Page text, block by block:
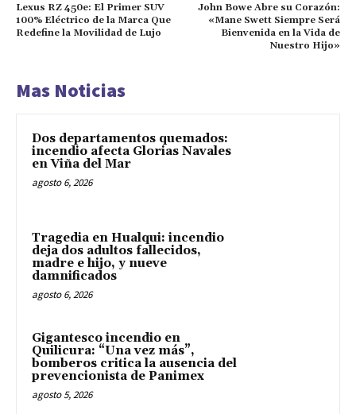
Lexus RZ 450e: El Primer SUV
100% Eléctrico de la Marca Que
Redefine la Movilidad de Lujo
John Bowe Abre su Corazón:
«Mane Swett Siempre Será
Bienvenida en la Vida de
Nuestro Hijo»
Mas Noticias
Dos departamentos quemados:
incendio afecta Glorias Navales
en Viña del Mar
agosto 6, 2026
Tragedia en Hualqui: incendio
deja dos adultos fallecidos,
madre e hijo, y nueve
damnificados
agosto 6, 2026
Gigantesco incendio en
Quilicura: “Una vez más”,
bomberos critica la ausencia del
prevencionista de Panimex
agosto 5, 2026